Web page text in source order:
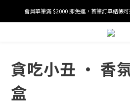
加入/驗證會員並綁定電話號碼，即
會員單筆滿 $2000 即免運，首筆訂單結帳
加入/驗證會員並綁定電話號碼，即
貪吃小丑 · 香
盒